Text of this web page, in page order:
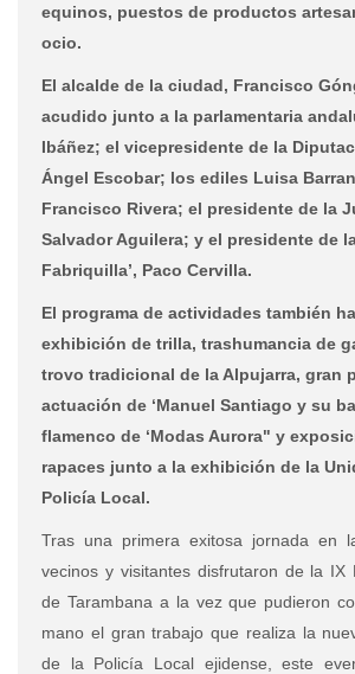
equinos, puestos de productos
ocio.
El alcalde de la ciudad, Francisco
acudido junto a la parlamentaria
Ibáñez; el vicepresidente de la
Ángel Escobar; los ediles Luisa
Francisco Rivera; el presidente de la
Salvador Aguilera; y el presidente de
Fabriquilla’, Paco Cervilla.
El programa de actividades también
exhibición de trilla, trashumancia de
trovo tradicional de la Alpujarra, gran
actuación de ‘Manuel Santiago y su
flamenco de ‘Modas Aurora" y
rapaces junto a la exhibición de la
Policía Local.
Tras una primera exitosa jornada en
vecinos y visitantes disfrutaron de la IX
de Tarambana a la vez que pudieron
mano el gran trabajo que realiza la
de la Policía Local ejidense, este